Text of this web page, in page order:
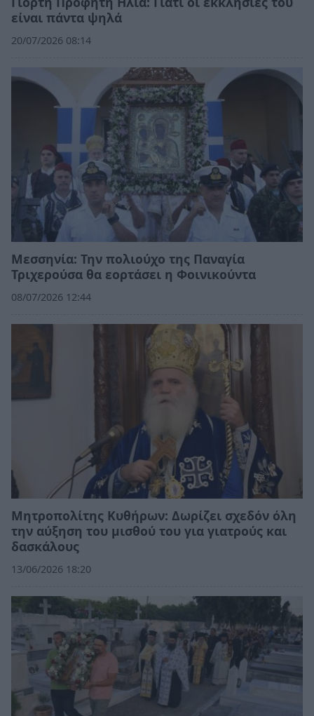
είναι πάντα ψηλά
20/07/2026 08:14
Μεσσηνία: Την πολιούχο της Παναγία
Τριχερούσα θα εορτάσει η Φοινικούντα
08/07/2026 12:44
Μητροπολίτης Κυθήρων: Δωρίζει σχεδόν όλη
την αύξηση του μισθού του για γιατρούς και
δασκάλους
13/06/2026 18:20